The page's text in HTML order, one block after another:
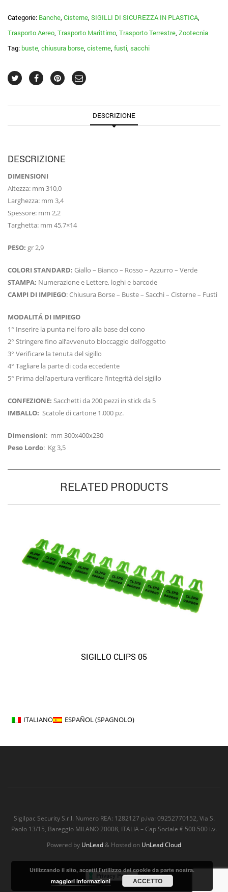
Categorie: Banche, Cisterne, SIGILLI DI SICUREZZA IN PLASTICA,
Trasporto Aereo, Trasporto Marittimo, Trasporto Terrestre, Zootecnia
Tag: buste, chiusura borse, cisterne, fusti, sacchi
DESCRIZIONE
DESCRIZIONE
DIMENSIONI
Altezza: mm 310,0
Larghezza: mm 3,4
Spessore: mm 2,2
Targhetta: mm 45,7×14
PESO: gr 2,9
COLORI STANDARD: Giallo – Bianco – Rosso – Azzurro – Verde
STAMPA: Numerazione e Lettere, loghi e barcode
CAMPI DI IMPIEGO: Chiusura Borse – Buste – Sacchi – Cisterne – Fusti
MODALITÁ DI IMPIEGO
1° Inserire la punta nel foro alla base del cono
2° Stringere fino all’avvenuto bloccaggio dell’oggetto
3° Verificare la tenuta del sigillo
4° Tagliare la parte di coda eccedente
5° Prima dell’apertura verificare l’integrità del sigillo
CONFEZIONE: Sacchetti da 200 pezzi in stick da 5
IMBALLO: Scatole di cartone 1.000 pz.
Dimensioni: mm 300x400x230
Peso Lordo: Kg 3,5
RELATED PRODUCTS
SIGILLO CLIPS 05
ITALIANO ESPAÑOL(SPAGNOLO)
Sigilpac Security S.r.l. Numero REA: 1282127 p.iva: 09252770152, Via S.
Paolo 13/15, Bareggio MILANO 20008, ITALIA – Cap.Sociale € 500.500 i.v.
Powered by UnLead& Hosted on UnLead Cloud
Utilizzando il sito, accetti l'utilizzo dei cookie da parte nostra.
maggiori informazioni
ACCETTO